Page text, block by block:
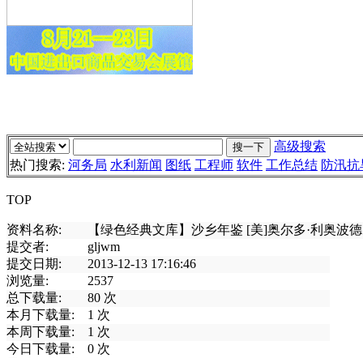
高级搜索
热门搜索: 河务局 水利新闻 图纸 工程师 软件 工作总结 防汛抗
TOP
资料名称:
【绿色经典文库】沙乡年鉴 [美]奥尔多·利奥波
提交者:
gljwm
提交日期:
2013-12-13 17:16:46
浏览量:
2537
总下载量:
80 次
本月下载量:
1 次
本周下载量:
1 次
今日下载量:
0 次